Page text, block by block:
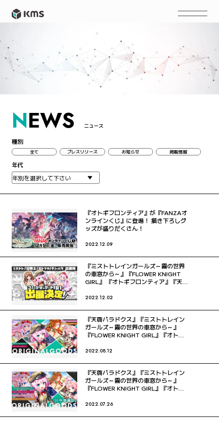
NEWS ニュース
種別
全て プレスリリース お知らせ 掲載情報
年代
『オトギフロンティア』が『FANZAオ
ンラインくじ』に登場！ 描き下ろしグ
ッズが盛りだくさん！
2022.12.09
『ミストトレインガールズ～霧の世界
の車窓から～』『FLOWER KNIGHT
GIRL』 『オトギフロンティア』『天啓
に出展決定！
2022.12.02
『天啓パラドクス』『ミストトレイン
ガールズ～霧の世界の車窓から～』
『FLOWER KNIGHT GIRL』『オトギ
始！！
2022.08.12
『天啓パラドクス』『ミストトレイン
ガールズ～霧の世界の車窓から～』
『FLOWER KNIGHT GIRL』『オトギ
Twitterキャンペーンも開催！！
2022.07.26